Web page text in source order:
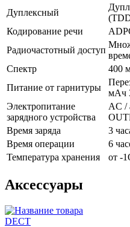
Дуплексный
Кодирование речи
Радиочастотный доступ
Спектр
400
Питание от гарнитуры
мАч
Электропитание
зарядного устройства
AC /
Время заряда
3
Время операции
6
Температура хранения
от -
Аксессуары
DECT